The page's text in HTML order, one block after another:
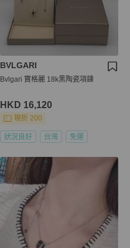
BVLGARI
Bvlgari 寶格麗 18k黑陶瓷項鍊
HKD 16,120
現折 200
狀況良好 台灣 免運